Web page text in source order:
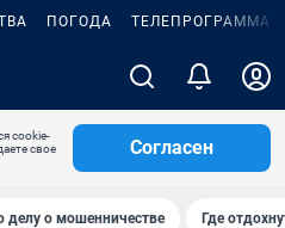
ПОГОДА ТЕЛЕПРОГРАММА
cookie-
свое
Согласен
о мошенничестве Где